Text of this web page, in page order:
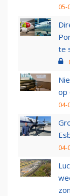
05-
te
op
04-
04-